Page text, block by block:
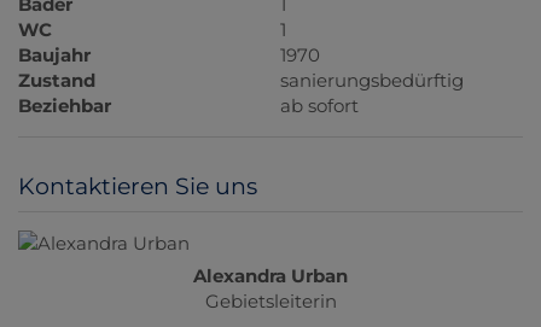
WC
1
Baujahr
1970
Zustand
sanierungsbedürftig
Beziehbar
ab sofort
Kontaktieren Sie uns
Alexandra Urban
Gebietsleiterin